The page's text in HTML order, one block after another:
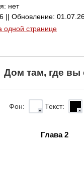
нет
|| Обновление:
одной странице
Дом там, где вы
Текст:
Фон:
Глава 2